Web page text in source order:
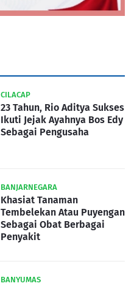
CILACAP
23 Tahun, Rio Aditya Sukses
Ikuti Jejak Ayahnya Bos Edy
Sebagai Pengusaha
BANJARNEGARA
Khasiat Tanaman
Tembelekan Atau Puyengan
Sebagai Obat Berbagai
Penyakit
BANYUMAS